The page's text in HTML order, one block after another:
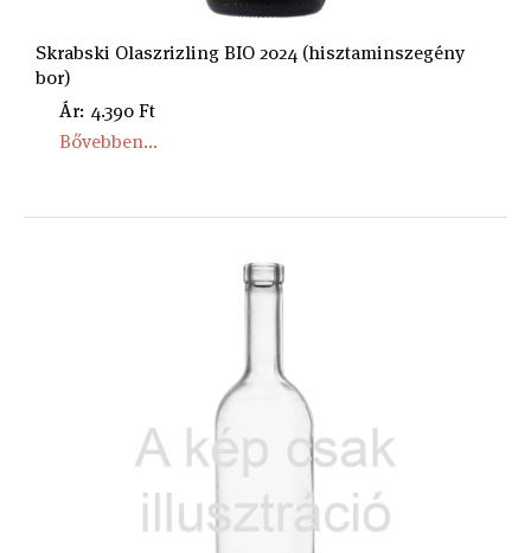
Skrabski Olaszrizling BIO 2024 (hisztaminszegény
bor)
Ár: 4.390 Ft
Bővebben...